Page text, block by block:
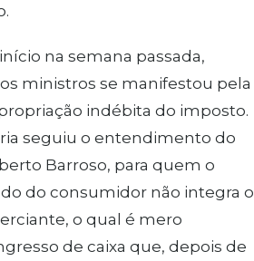
na semana passada,
ministros se manifestou pela
indébita do imposto.
seguiu o entendimento do
Barroso, para quem o
do consumidor não integra o
o qual é mero
de caixa que, depois de